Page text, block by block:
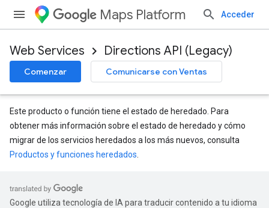
Maps Platform Acceder
Web Services Directions API (Legacy)
Comenzar Comunicarse con Ventas
Este producto o función tiene el estado de heredado. Para
obtener más información sobre el estado de heredado y cómo
migrar de los servicios heredados a los más nuevos, consulta
Productos y funciones heredados
Google utiliza tecnología de IA para traducir contenido a tu idioma